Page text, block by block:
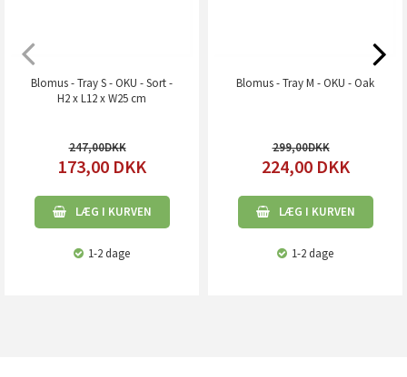
Blomus - Tray S - OKU - Sort -
H2 x L12 x W25 cm
247,00
173,00 DKK
LÆG I KURVEN
1-2 dage
Blomus - Tray M - OKU - Oak
299,00
224,00 DKK
LÆG I KURVEN
1-2 dage